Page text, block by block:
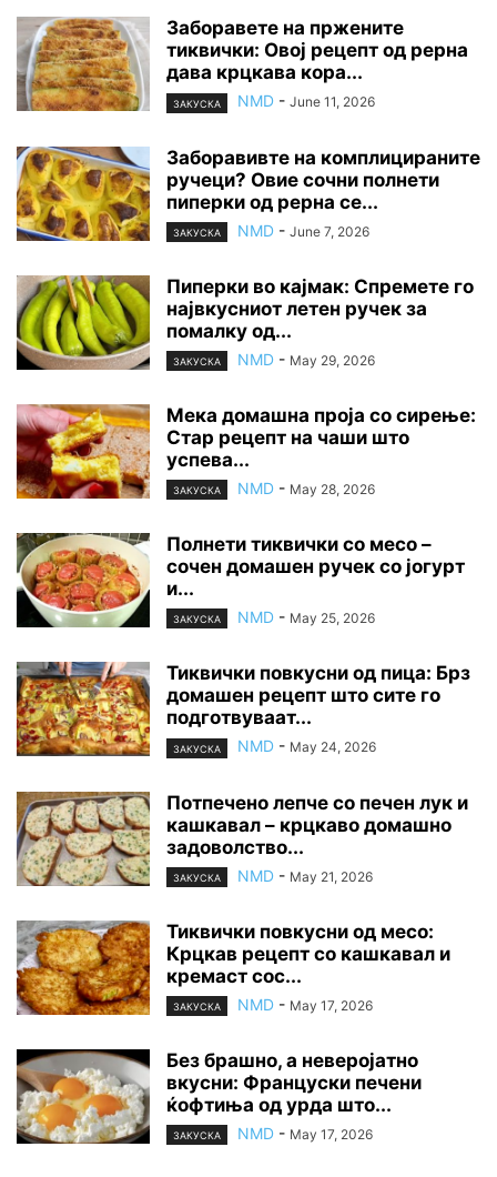
Заборавете на пржените
тиквички: Овој рецепт од рерна
дава крцкава кора...
ЗАКУСКА NMD - June 11, 2026
Заборавивте на комплицираните
ручеци? Овие сочни полнети
пиперки од рерна се...
ЗАКУСКА NMD - June 7, 2026
Пиперки во кајмак: Спремете го
највкусниот летен ручек за
помалку од...
ЗАКУСКА NMD - May 29, 2026
Мека домашна проја со сирење:
Стар рецепт на чаши што
успева...
ЗАКУСКА NMD - May 28, 2026
Полнети тиквички со месо –
сочен домашен ручек со јогурт
и...
ЗАКУСКА NMD - May 25, 2026
Тиквички повкусни од пица: Брз
домашен рецепт што сите го
подготвуваат...
ЗАКУСКА NMD - May 24, 2026
Потпечено лепче со печен лук и
кашкавал – крцкаво домашно
задоволство...
ЗАКУСКА NMD - May 21, 2026
Тиквички повкусни од месо:
Крцкав рецепт со кашкавал и
кремаст сос...
ЗАКУСКА NMD - May 17, 2026
Без брашно, а неверојатно
вкусни: Француски печени
ќофтиња од урда што...
ЗАКУСКА NMD - May 17, 2026